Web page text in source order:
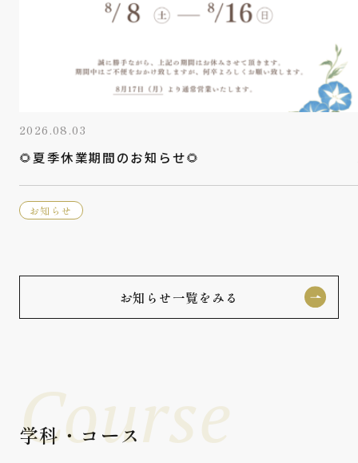
2026.08.03
🌻夏季休業期間のお知らせ🌻
お知らせ
お知らせ一覧をみる
Course
学科・コース